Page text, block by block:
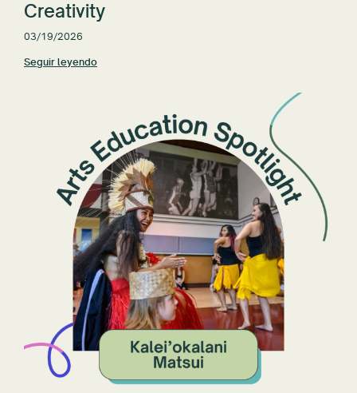
Creativity
03/19/2026
Seguir leyendo